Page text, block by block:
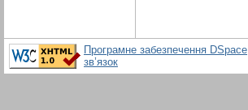
Програмне забезпечення DSpace
зв’язок